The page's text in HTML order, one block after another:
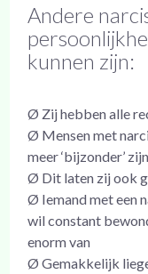
Andere
kunnen zijn:
Ø Zij hebben alle
Ø Mensen met
meer ‘bijzonder’
Ø Dit laten zij ook
Ø Iemand met een
wil constant
enorm van
Ø Gemakkelijk